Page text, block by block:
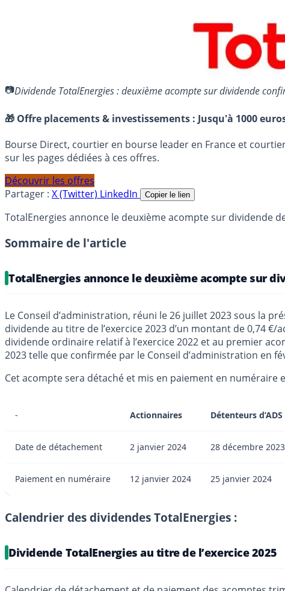
Dividende TotalEnergies : deuxième acompte sur dividende
🎁 Offre placements & investissements : Jusqu'à 1000
Bourse Direct, courtier en bourse leader en France et
sur les pages dédiées à ces offres.
Découvrir les offres
Partager : X (Twitter) LinkedIn Copier le lien
TotalEnergies annonce le deuxième acompte sur dividende
Sommaire de l'article
TotalEnergies annonce le deuxième acompte sur
Le Conseil d’administration, réuni le 26 juillet 2023 sous la
dividende au titre de l’exercice 2023 d’un montant de 0,74
dividende ordinaire relatif à l’exercice 2022 et au premier
2023 telle que confirmée par le Conseil d’administration en
Cet acompte sera détaché et mis en paiement en numéraire
- Actionnaires Détenteurs d’ADS
Date de détachement 2 janvier 2024 28 décembre 2023
Paiement en numéraire 12 janvier 2024 25 janvier 2024
Calendrier des dividendes TotalEnergies :
Dividende TotalEnergies au titre de l’exercice 2025